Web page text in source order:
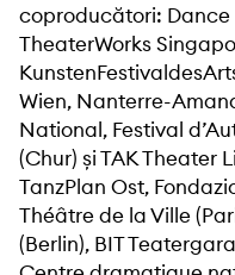
coproducători: Dance
TheaterWorks
Wien, Nanterre-
National, Festival
(Chur) și TAK Theater
TanzPlan Ost,
Théâtre de la Ville
(Berlin), BIT